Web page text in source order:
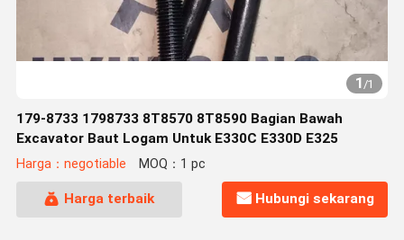
1/1
179-8733 1798733 8T8570 8T8590 Bagian Bawah
Excavator Baut Logam Untuk E330C E330D E325
Harga：negotiable MOQ：1 pc
Harga terbaik Hubungi sekarang